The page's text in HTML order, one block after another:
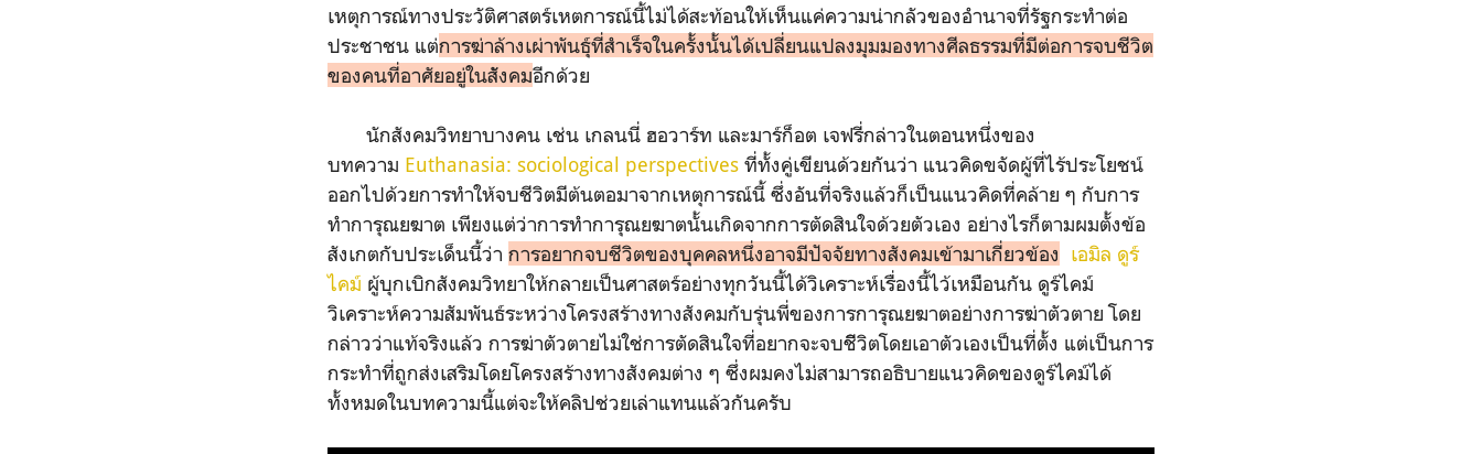
เหตุการณ์ทางประวัติศาสตร์เหตการณ์นี้ไม่ได้สะท้อนให้เห็นแค่ความน่ากลัวของอำนาจที่รัฐกระทำต่อ
ประชาชน แต่การฆ่าล้างเผ่าพันธุ์ที่สำเร็จในครั้งนั้นได้เปลี่ยนแปลงมุมมองทางศีลธรรมที่มีต่อการจบชีวิต
ของคนที่อาศัยอยู่ในสัังคมอีกด้วย
นักสังคมวิทยาบางคน เช่น เกลนนี่ ฮอวาร์ท และมาร์ก็อต เจฟรี่กล่าวในตอนหนึ่งของ
บทความ Euthanasia: sociological perspectives ที่ทั้งคู่เขียนด้วยกันว่า แนวคิดขจัดผู้ที่ไร้ประโยชน์
ออกไปด้วยการทำให้จบชีวิตมีต้นตอมาจากเหตุการณ์นี้ ซึ่งอันที่จริงแล้วก็เป็นแนวคิดที่คล้าย ๆ กับการ
ทำการุณยฆาต เพียงแต่ว่าการทำการุณยฆาตนั้นเกิดจากการตัดสินใจด้วยตัวเอง อย่างไรก็ตามผมตั้งข้อ
สังเกตกับประเด็นนี้ว่า การอยากจบชีวิตของบุคคลหนึ่งอาจมีปัจจัยทางสังคมเข้ามาเกี่ยวข้อง เอมิล ดูร์
ไคม์ ผู้บุกเบิกสังคมวิทยาให้กลายเป็นศาสตร์อย่างทุกวันนี้ได้วิเคราะห์เรื่องนี้ไว้เหมือนกัน ดูร์ไคม์
วิเคราะห์ความสัมพันธ์ระหว่างโครงสร้างทางสังคมกับรุ่นพี่ของการการุณยฆาตอย่างการฆ่าตัวตาย โดย
กล่าวว่าแท้จริงแล้ว การฆ่าตัวตายไม่ใช่การตัดสินใจที่อยากจะจบชีิวิตโดยเอาตัวเองเป็นที่ตั้ง แต่เป็นการ
กระทำที่ถูกส่งเสริมโดยโครงสร้างทางสังคมต่าง ๆ ซึ่งผมคงไม่สามารถอธิบายแนวคิดของดูร์ไคม์ได้
ทั้งหมดในบทความนี้แต่จะให้คลิปช่วยเล่าแทนแล้วกันครับ